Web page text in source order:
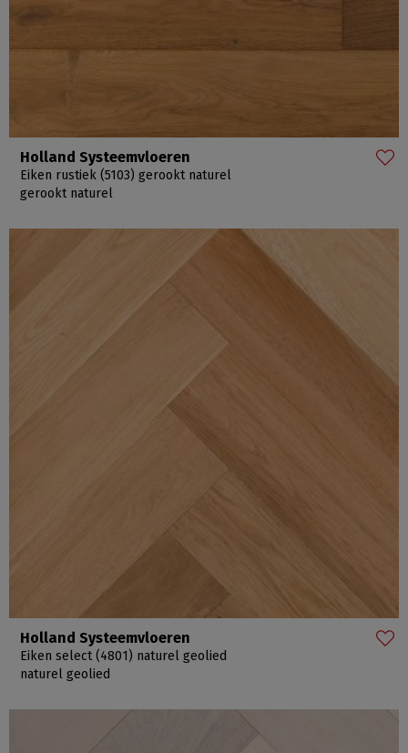
Holland Systeemvloeren
Eiken rustiek (5103) gerookt naturel
gerookt naturel
Holland Systeemvloeren
Eiken select (4801) naturel geolied
naturel geolied